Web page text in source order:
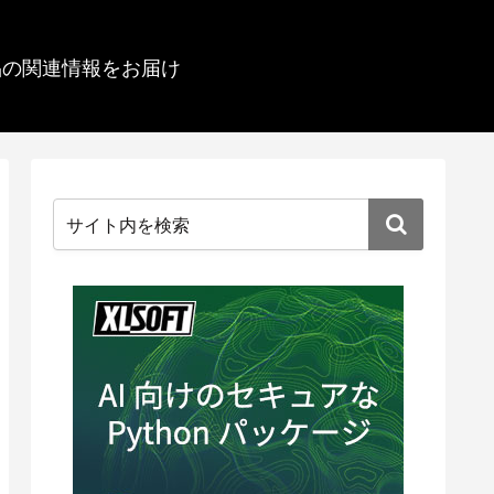
関連情報をお届け